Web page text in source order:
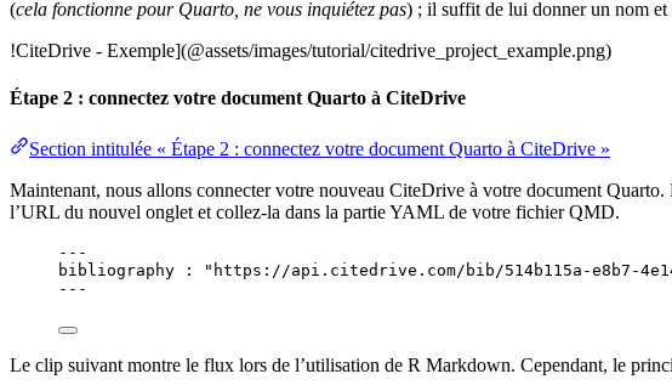
(cela fonctionne pour Quarto, ne vous inquiétez pas) ; il suffit de lui donner un nom et
!CiteDrive - Exemple](@assets/images/tutorial/citedrive_project_example.png)
Étape 2 : connectez votre document Quarto à CiteDrive
Section intitulée « Étape 2 : connectez votre document Quarto à CiteDrive »
Maintenant, nous allons connecter votre nouveau CiteDrive à votre document
l’URL du nouvel onglet et collez-la dans la partie YAML de votre fichier QMD.
---
bibliography : " https://api.citedrive.com/bib/514b115a-e8b7-4e14-
---
Le clip suivant montre le flux lors de l’utilisation de R Markdown. Cependant, le